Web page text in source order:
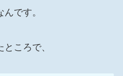
んです。
ころで、